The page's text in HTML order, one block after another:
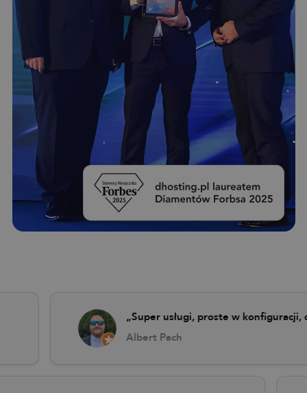
„Super usługi, proste w konfiguracji,
Albert Pach